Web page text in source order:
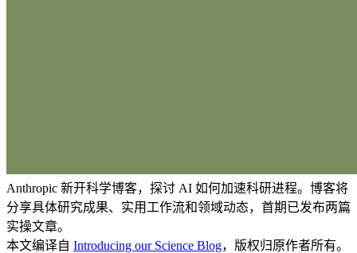
Anthropic 新开科学博客，探讨 AI 如何加速科研进程。博客将
分享具体研究成果、实用工作流和领域动态，首期已发布两篇
实操文章。
本文编译自 Introducing our Science Blog，版权归原作者所有。